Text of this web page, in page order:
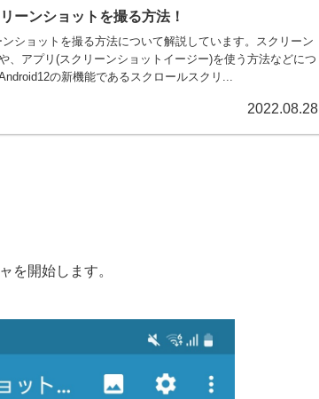
ーンショットを撮る方法！
ショットを撮る方法について解説しています。スクリーン
、アプリ(スクリーンショットイージー)を使う方法などにつ
の新機能であるスクロールスクリ...
2022.08.28
を開始します。